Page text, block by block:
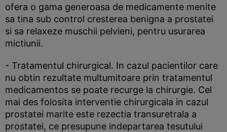
ofera o gama generoasa de medicamente menite
sa tina sub control cresterea benigna a prostatei
si sa relaxeze muschii pelvieni, pentru usurarea
mictiunii.
- Tratamentul chirurgical. In cazul pacientilor care
nu obtin rezultate multumitoare prin tratamentul
medicamentos se poate recurge la chirurgie. Cel
mai des folosita interventie chirurgicala in cazul
prostatei marite este rezectia transuretrala a
prostatei, ce presupune indepartarea tesutului